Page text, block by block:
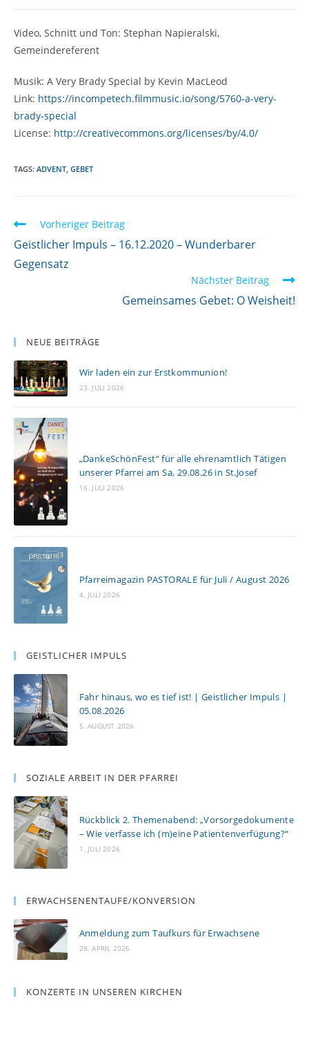
Video, Schnitt und Ton: Stephan Napieralski,
Gemeindereferent
Musik: A Very Brady Special by Kevin MacLeod
Link: https://incompetech.filmmusic.io/song/5760-a-very-
brady-special
License: http://creativecommons.org/licenses/by/4.0/
TAGS: ADVENT, GEBET
W
e
i
l
e
s
e
n
Vorheriger Beitrag
Geistlicher Impuls – 16.12.2020 – Wunderbarer
Gegensatz
Nächster Beitrag
Gemeinsames Gebet: O Weisheit!
NEUE BEITRÄGE
Wir laden ein zur Erstkommunion!
23. JULI 2026
„DankeSchönFest“ für alle ehrenamtlich Tätigen
unserer Pfarrei am Sa, 29.08.26 in St.Josef
16. JULI 2026
Pfarreimagazin PASTORALE für Juli / August 2026
4. JULI 2026
GEISTLICHER IMPULS
Fahr hinaus, wo es tief ist! | Geistlicher Impuls |
05.08.2026
5. AUGUST 2026
SOZIALE ARBEIT IN DER PFARREI
Rückblick 2. Themenabend: „Vorsorgedokumente
– Wie verfasse ich (m)eine Patientenverfügung?“
1. JULI 2026
ERWACHSENENTAUFE/KONVERSION
Anmeldung zum Taufkurs für Erwachsene
28. APRIL 2026
KONZERTE IN UNSEREN KIRCHEN